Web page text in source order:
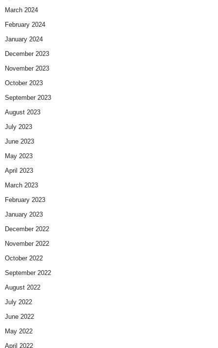
March 2024
February 2024
January 2024
December 2023
November 2023
October 2023
September 2023
August 2023
July 2023
June 2023
May 2023
April 2023
March 2023
February 2023
January 2023
December 2022
November 2022
October 2022
September 2022
August 2022
July 2022
June 2022
May 2022
April 2022